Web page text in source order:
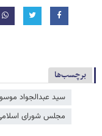
برچسب‌ها
سید عبدالجواد
مجلس شورای